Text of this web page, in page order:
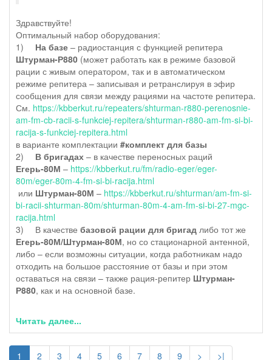
Здравствуйте!
Оптимальный набор оборудования:
1)
На базе – радиостанция с функцией репитера
Штурман-Р880 (может работать как в режиме базовой
рации с живым оператором, так и в автоматическом
режиме репитера – записывая и ретранслируя в эфир
сообщения для связи между рациями на частоте репитера.
См. https://kbberkut.ru/repeaters/shturman-r880-perenosnie-
am-fm-cb-racii-s-funkciej-repitera/shturman-r880-am-fm-si-bi-
racija-s-funkciej-repitera.html
в варианте комплектации #комплект для базы
2)
В бригадах – в качестве переносных раций
Егерь-80М – https://kbberkut.ru/fm/radio-eger/eger-
80m/eger-80m-4-fm-si-bi-racija.html
или Штурман-80М – https://kbberkut.ru/shturman/am-fm-si-
bi-racii-shturman-80m/shturman-80m-4-am-fm-si-bi-27-mgc-
racija.html
3)
В качестве базовой рации для бригад либо тот же
Егерь-80М/Штурман-80М, но со стационарной антенной,
либо – если возможны ситуации, когда работникам надо
отходить на большое расстояние от базы и при этом
оставаться на связи – также рация-репитер Штурман-
Р880, как и на основной базе.
Читать далее...
1 2 3 4 5 6 7 8 9 >
>|